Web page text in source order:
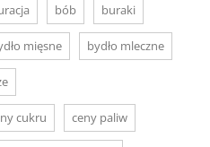
bób buraki
mięsne bydło mleczne
cukru ceny paliw